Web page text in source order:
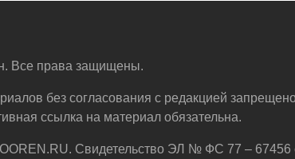
Все права защищены.
без согласования с редакцией
ссылка на материал обязательна.
Свидетельство ЭЛ № ФС 77 – 67456